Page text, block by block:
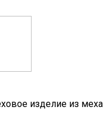
изделие из меха